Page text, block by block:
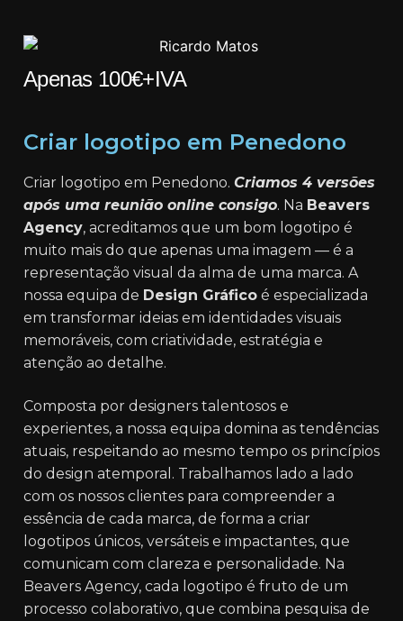
Apenas 100€+IVA
Criar logotipo em Penedono
Criar logotipo em Penedono. Criamos 4 versões
após uma reunião online consigo. Na Beavers
Agency, acreditamos que um bom logotipo é
muito mais do que apenas uma imagem — é a
representação visual da alma de uma marca. A
nossa equipa de Design Gráfico é especializada
em transformar ideias em identidades visuais
memoráveis, com criatividade, estratégia e
atenção ao detalhe.
Composta por designers talentosos e
experientes, a nossa equipa domina as tendências
atuais, respeitando ao mesmo tempo os princípios
do design atemporal. Trabalhamos lado a lado
com os nossos clientes para compreender a
essência de cada marca, de forma a criar
logotipos únicos, versáteis e impactantes, que
comunicam com clareza e personalidade. Na
Beavers Agency, cada logotipo é fruto de um
processo colaborativo, que combina pesquisa de